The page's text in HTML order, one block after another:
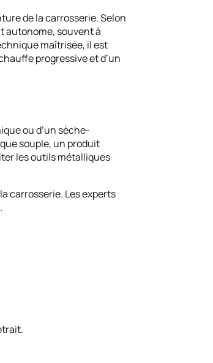
de la carrosserie. Selon
autonome, souvent à
maîtrisée, il est
progressive et d’un
ou d’un sèche-
souple, un produit
les outils métalliques
carrosserie. Les experts